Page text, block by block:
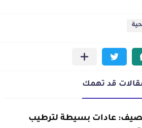
قد تهمك
عادات بسيطة لترطيب